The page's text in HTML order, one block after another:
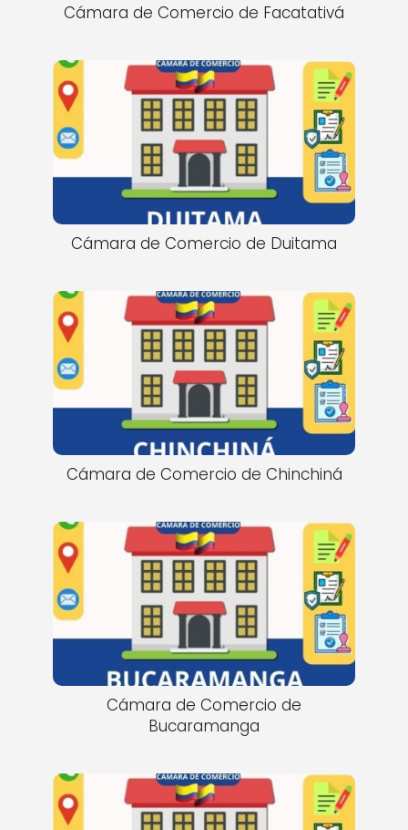
Cámara de Comercio de Facatativá
Cámara de Comercio de Duitama
Cámara de Comercio de Chinchiná
Cámara de Comercio de
Bucaramanga